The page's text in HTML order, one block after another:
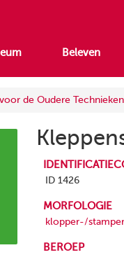
Beleven
de Oudere
ID 1426
MORFOLOGIE
klopper-/
BEROEP